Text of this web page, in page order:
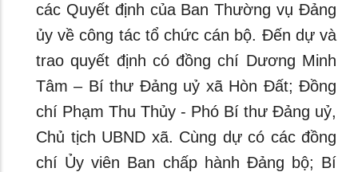
các Quyết định của Ban Thường vụ Đảng
ủy về công tác tổ chức cán bộ. Đến dự và
trao quyết định có đồng chí Dương Minh
Tâm – Bí thư Đảng uỷ xã Hòn Đất; Đồng
chí Phạm Thu Thủy - Phó Bí thư Đảng uỷ,
Chủ tịch UBND xã. Cùng dự có các đồng
chí Ủy viên Ban chấp hành Đảng bộ; Bí